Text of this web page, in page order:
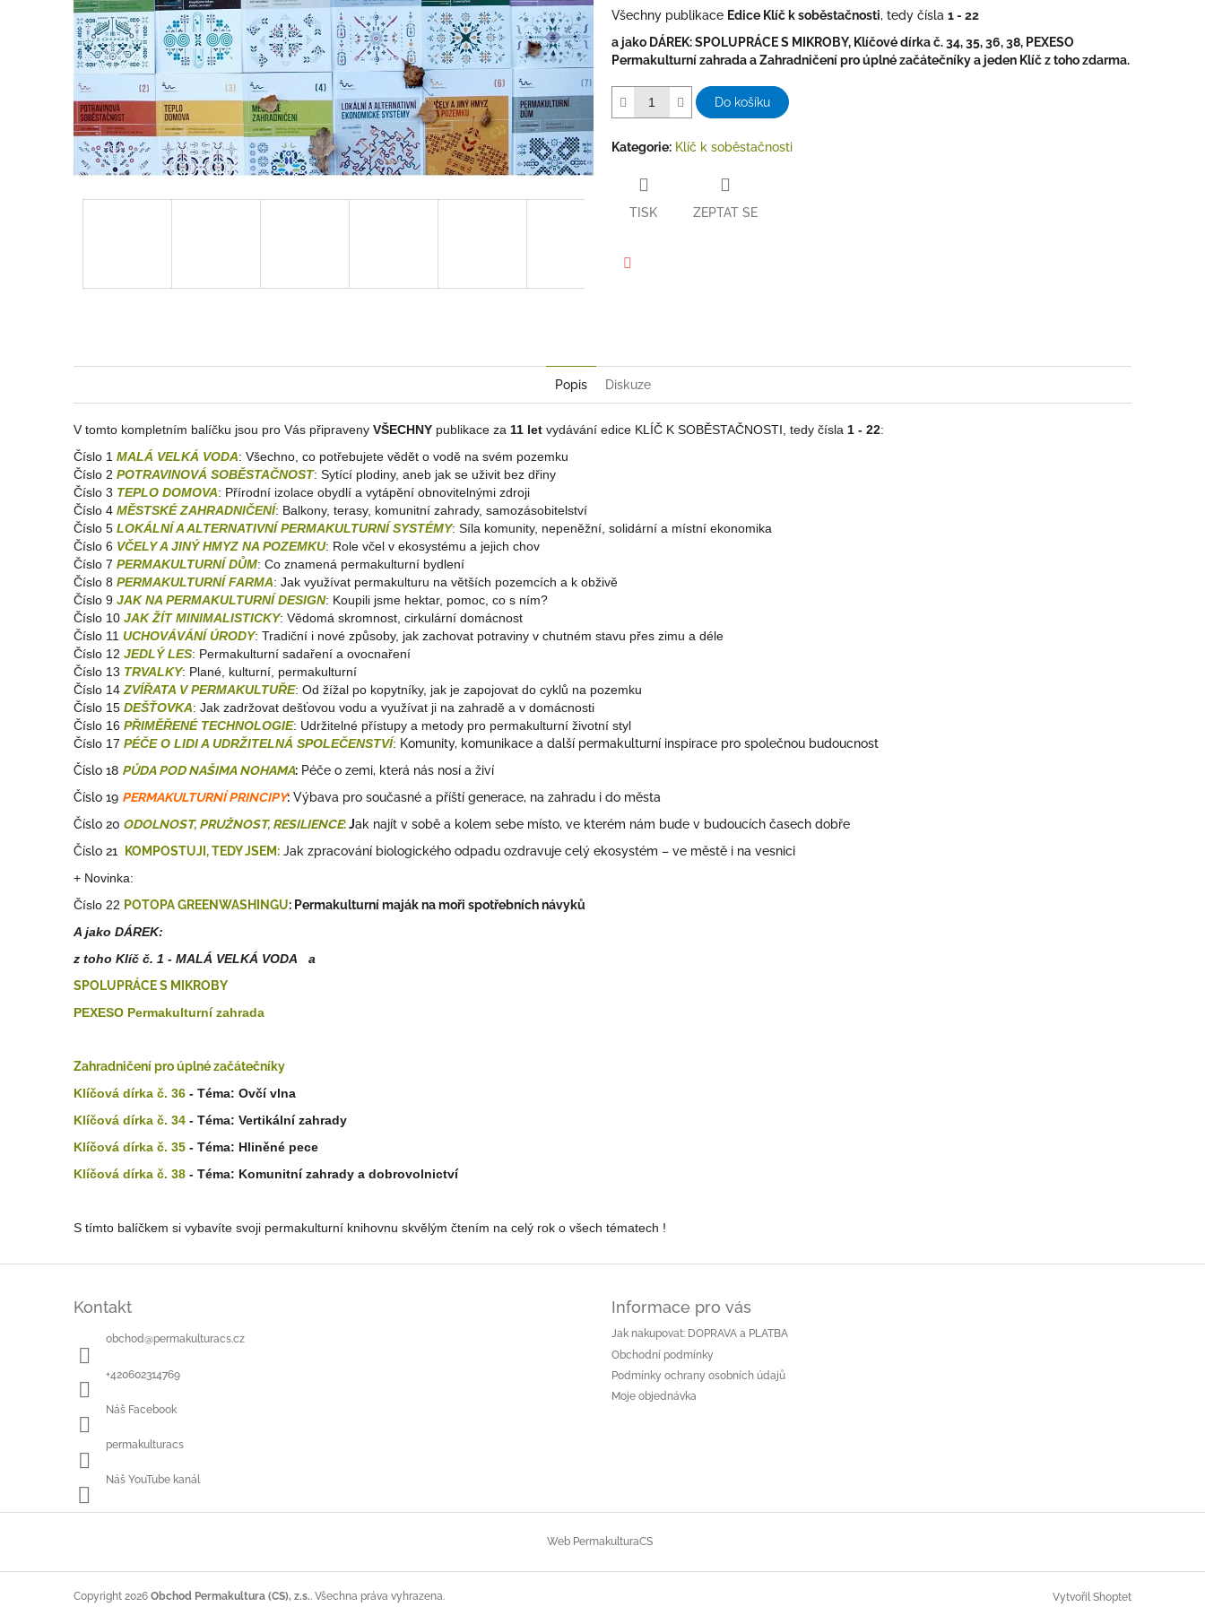
Všechny publikace Edice Klíč k soběstačnosti, tedy čísla 1 - 22
a jako DÁREK: SPOLUPRÁCE S MIKROBY, Klíčové dírka č. 34, 35, 36, 38, PEXESO
Permakulturní zahrada a Zahradničení pro úplné začátečníky a jeden Klíč z toho zdarma.
Do košíku
Kategorie: Klíč k soběstačnosti
TISK ZEPTAT SE
Popis Diskuze
V tomto kompletním balíčku jsou pro Vás připraveny VŠECHNY publikace za 11 let vydávání edice KLÍČ K SOBĚSTAČNOSTI, tedy čísla 1 - 22:
Číslo 1 MALÁ VELKÁ VODA: Všechno, co potřebujete vědět o vodě na svém pozemku
Číslo 2 POTRAVINOVÁ SOBĚSTAČNOST: Sytící plodiny, aneb jak se uživit bez dřiny
Číslo 3 TEPLO DOMOVA: Přírodní izolace obydlí a vytápění obnovitelnými zdroji
Číslo 4 MĚSTSKÉ ZAHRADNIČENÍ: Balkony, terasy, komunitní zahrady, samozásobitelství
Číslo 5 LOKÁLNÍ A ALTERNATIVNÍ PERMAKULTURNÍ SYSTÉMY: Síla komunity, nepeněžní, solidární a místní ekonomika
Číslo 6 VČELY A JINÝ HMYZ NA POZEMKU: Role včel v ekosystému a jejich chov
Číslo 7 PERMAKULTURNÍ DŮM: Co znamená permakulturní bydlení
Číslo 8 PERMAKULTURNÍ FARMA: Jak využívat permakulturu na větších pozemcích a k obživě
Číslo 9 JAK NA PERMAKULTURNÍ DESIGN: Koupili jsme hektar, pomoc, co s ním?
Číslo 10 JAK ŽÍT MINIMALISTICKY: Vědomá skromnost, cirkulární domácnost
Číslo 11 UCHOVÁVÁNÍ ÚRODY: Tradiční i nové způsoby, jak zachovat potraviny v chutném stavu přes zimu a déle
Číslo 12 JEDLÝ LES: Permakulturní sadaření a ovocnaření
Číslo 13 TRVALKY: Plané, kulturní, permakulturní
Číslo 14ZVÍŘATA V PERMAKULTUŘE: Od žížal po kopytníky, jak je zapojovat do cyklů na pozemku
Číslo 15 DEŠŤOVKA: Jak zadržovat dešťovou vodu a využívat ji na zahradě a v domácnosti
Číslo 16 PŘIMĚŘENÉ TECHNOLOGIE: Udržitelné přístupy a metody pro permakulturní životní styl
Číslo 17 PÉČE O LIDI A UDRŽITELNÁ SPOLEČENSTVÍ: Komunity, komunikace a další permakulturní inspirace pro společnou budoucnost
Číslo 18 PŮDA POD NAŠIMA NOHAMA: Péče o zemi, která nás nosí a živí
Číslo 19 PERMAKULTURNÍ PRINCIPY: Výbava pro současné a příští generace, na zahradu i do města
Číslo 20 ODOLNOST, PRUŽNOST, RESILIENCE:Jak najít v sobě a kolem sebe místo, ve kterém nám bude v budoucích časech dobře
Číslo 21
KOMPOSTUJI, TEDY JSEM: Jak zpracování biologického odpadu ozdravuje celý ekosystém – ve městě i na vesnici
+ Novinka:
Číslo 22 POTOPA GREENWASHINGU: Permakulturní maják na moři spotřebních návyků
A jako DÁREK:
z toho Klíč č. 1 - MALÁ VELKÁ VODA a
SPOLUPRÁCE S MIKROBY
PEXESO Permakulturní zahrada
Zahradničení pro úplné začátečníky
Klíčová dírka č. 36 - Téma: Ovčí vlna
Klíčová dírka č. 34 - Téma: Vertikální zahrady
Klíčová dírka č. 35 - Téma: Hliněné pece
Klíčová dírka č. 38 - Téma: Komunitní zahrady a dobrovolnictví
S tímto balíčkem si vybavíte svoji permakulturní knihovnu skvělým čtením na celý rok o všech tématech !
Kontakt
obchod@permakulturacs.cz
+420602314769
Náš Facebook
permakulturacs
Náš YouTube kanál
Informace pro vás
Jak nakupovat: DOPRAVA a PLATBA
Obchodní podmínky
Podmínky ochrany osobních údajů
Moje objednávka
Web PermakulturaCS
Vytvořil Shoptet
Copyright 2026 Obchod Permakultura (CS), z.s.. Všechna práva vyhrazena.